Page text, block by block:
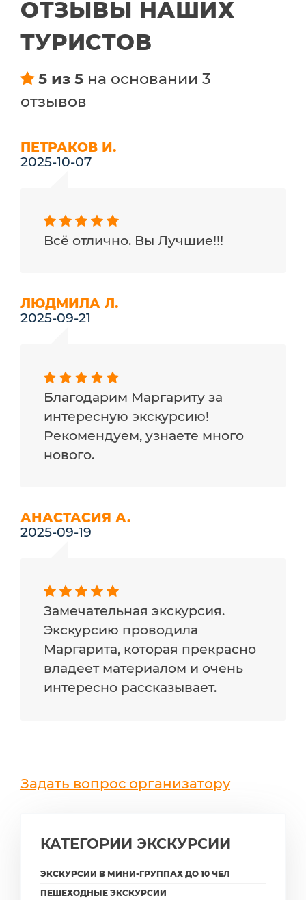
ОТЗЫВЫ НАШИХ
ТУРИСТОВ
5 из 5 на основании 3
отзывов
ПЕТРАКОВ И.
2025-10-07
Всё отлично. Вы Лучшие!!!
ЛЮДМИЛА Л.
2025-09-21
Благодарим Маргариту за
интересную экскурсию!
Рекомендуем, узнаете много
нового.
АНАСТАСИЯ А.
2025-09-19
Замечательная экскурсия.
Экскурсию проводила
Маргарита, которая прекрасно
владеет материалом и очень
интересно рассказывает.
Задать вопрос организатору
КАТЕГОРИИ ЭКСКУРСИИ
ЭКСКУРСИИ В МИНИ-ГРУППАХ ДО 10 ЧЕЛ
ПЕШЕХОДНЫЕ ЭКСКУРСИИ